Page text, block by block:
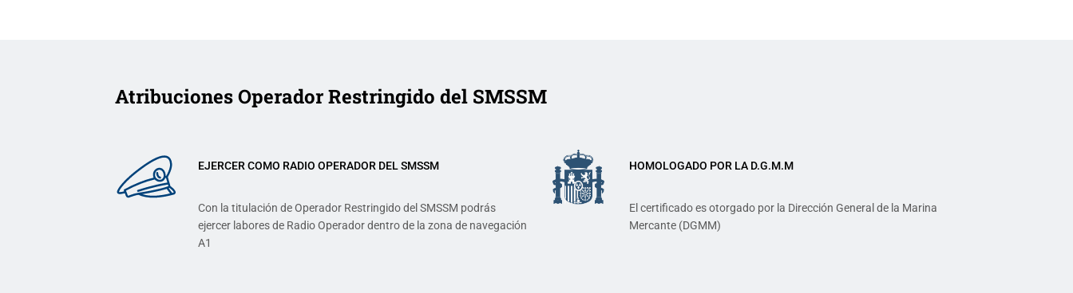
Atribuciones Operador Restringido del SMSSM
EJERCER COMO RADIO OPERADOR DEL SMSSM
Con la titulación de Operador Restringido del SMSSM podrás
ejercer labores de Radio Operador dentro de la zona de navegación
A1
HOMOLOGADO POR LA D.G.M.M
El certificado es otorgado por la Dirección General de la Marina
Mercante (DGMM)